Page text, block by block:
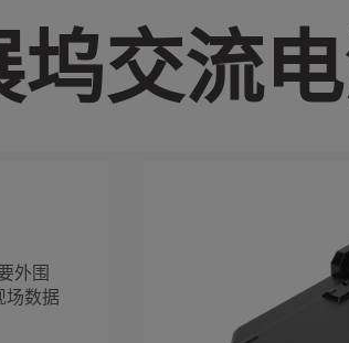
坞交流
外围
场数据